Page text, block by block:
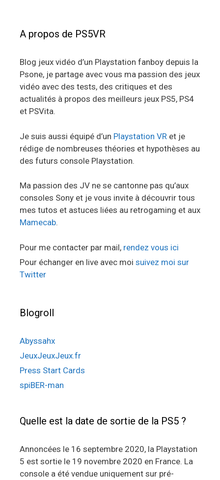
A propos de PS5VR
Blog jeux vidéo d’un Playstation fanboy depuis la
Psone, je partage avec vous ma passion des jeux
vidéo avec des tests, des critiques et des
actualités à propos des meilleurs jeux PS5, PS4
et PSVita.
Je suis aussi équipé d’un Playstation VR et je
rédige de nombreuses théories et hypothèses au
des futurs console Playstation.
Ma passion des JV ne se cantonne pas qu’aux
consoles Sony et je vous invite à découvrir tous
mes tutos et astuces liées au retrogaming et aux
Mamecab.
Pour me contacter par mail, rendez vous ici
Pour échanger en live avec moi suivez moi sur
Twitter
Blogroll
Abyssahx
JeuxJeuxJeux.fr
Press Start Cards
spiBER-man
Quelle est la date de sortie de la PS5 ?
Annoncées le 16 septembre 2020, la Playstation
5 est sortie le 19 novembre 2020 en France. La
console a été vendue uniquement sur pré-